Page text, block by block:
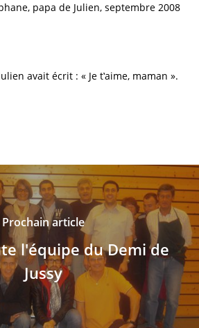
papa de Julien, septembre 2008
avait écrit : « Je t‛aime, maman ».
Prochain article
l'équipe du Demi de
Jussy